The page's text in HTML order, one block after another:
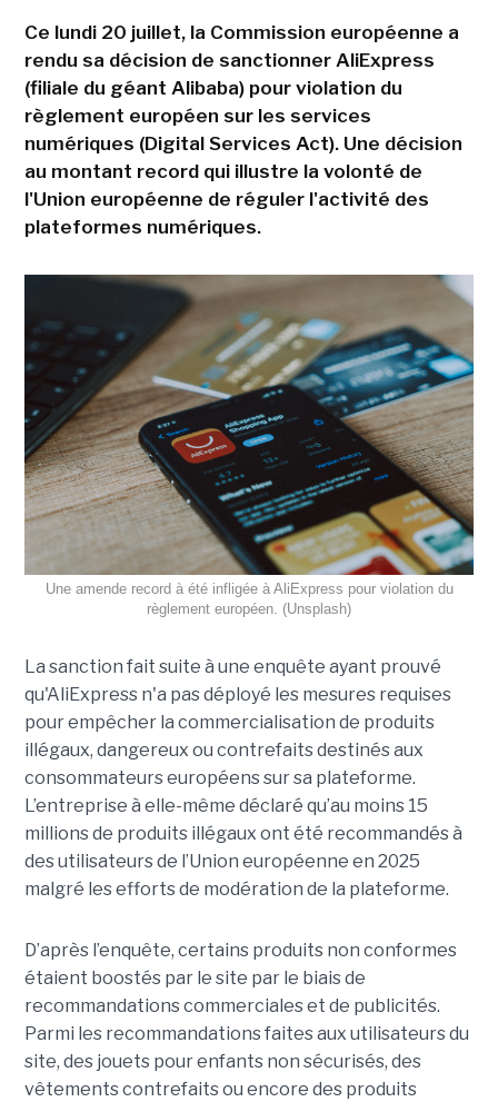
Ce lundi 20 juillet, la Commission européenne a
rendu sa décision de sanctionner AliExpress
(filiale du géant Alibaba) pour violation du
règlement européen sur les services
numériques (Digital Services Act). Une décision
au montant record qui illustre la volonté de
l'Union européenne de réguler l'activité des
plateformes numériques.
Une amende record à été infligée à AliExpress pour violation du
règlement européen. (Unsplash)
La sanction fait suite à une enquête ayant prouvé
qu'AliExpress n'a pas déployé les mesures requises
pour empêcher la commercialisation de produits
illégaux, dangereux ou contrefaits destinés aux
consommateurs européens sur sa plateforme.
L’entreprise à elle-même déclaré qu’au moins 15
millions de produits illégaux ont été recommandés à
des utilisateurs de l’Union européenne en 2025
malgré les efforts de modération de la plateforme.
D’après l’enquête, certains produits non conformes
étaient boostés par le site par le biais de
recommandations commerciales et de publicités.
Parmi les recommandations faites aux utilisateurs du
site, des jouets pour enfants non sécurisés, des
vêtements contrefaits ou encore des produits